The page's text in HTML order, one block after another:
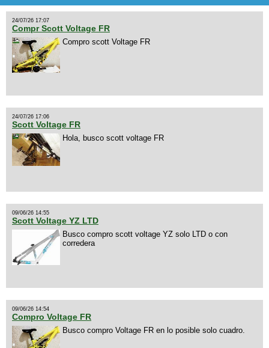
24/07/26 17:07
Compr Scott Voltage FR
Compro scott Voltage FR
24/07/26 17:06
Scott Voltage FR
Hola, busco scott voltage FR
09/06/26 14:55
Scott Voltage YZ LTD
Busco compro scott voltage YZ solo LTD o con
corredera
09/06/26 14:54
Compro Voltage FR
Busco compro Voltage FR en lo posible solo cuadro.